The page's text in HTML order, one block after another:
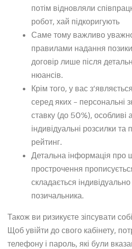
потім відновляли
робот, хай підкоригують
Саме тому важливо
правилами надання
договір лише після
нюансів.
Крім того, у вас
серед яких – персональні
ставку (до 50%), особливі
індивідуальні розсилки
рейтинг.
Детальна інформація про
прострочення
складається
позичальника.
Також ви ризикуєте зіпсувати
Щоб увійти до свого кабінету,
телефону і пароль, які були